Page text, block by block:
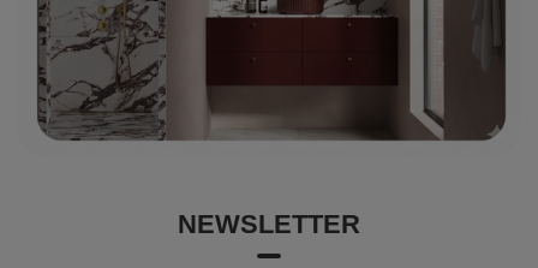
NEWSLETTER